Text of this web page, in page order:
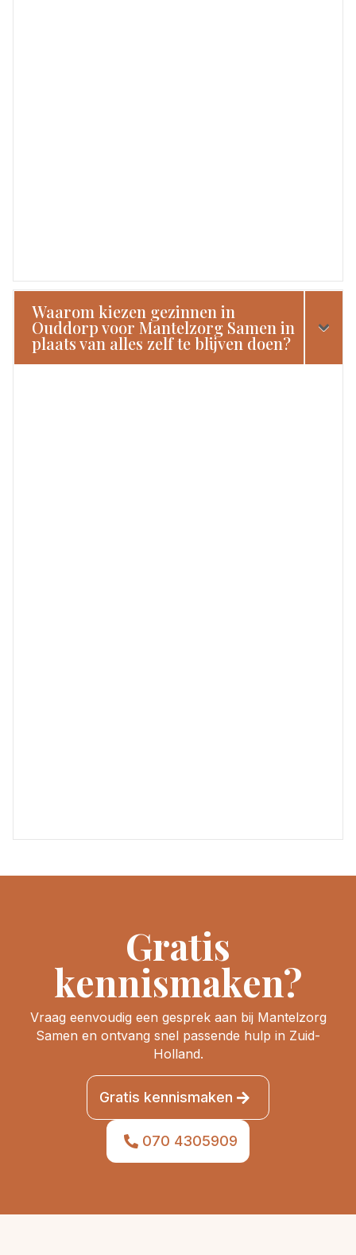
Waarom kiezen gezinnen in
Ouddorp voor Mantelzorg Samen in
plaats van alles zelf te blijven doen?
Gratis
kennismaken?
Vraag eenvoudig een gesprek aan bij Mantelzorg
Samen en ontvang snel passende hulp in Zuid-
Holland.
Gratis kennismaken
070 4305909